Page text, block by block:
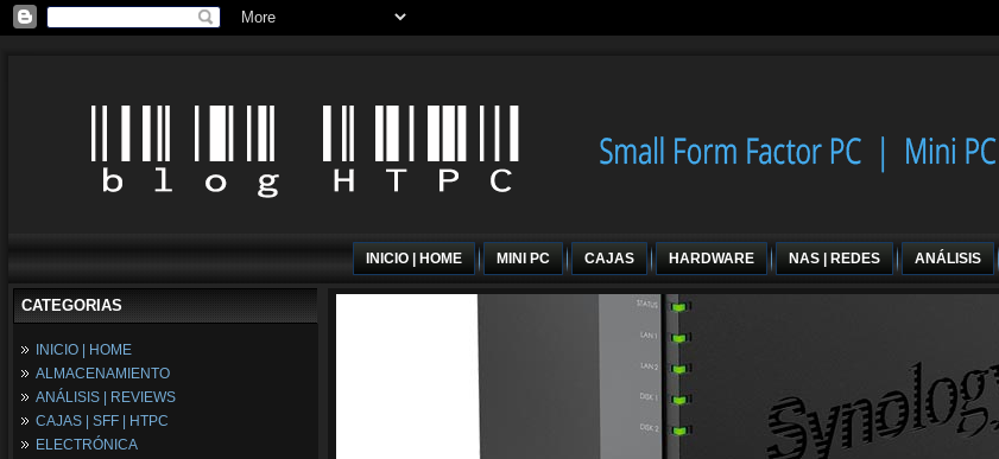
INICIO | HOME MINI PC CAJAS HARDWARE NAS | REDES ANÁLISIS
CATEGORIAS
INICIO | HOME
ALMACENAMIENTO
ANÁLISIS | REVIEWS
CAJAS | SFF | HTPC
ELECTRÓNICA